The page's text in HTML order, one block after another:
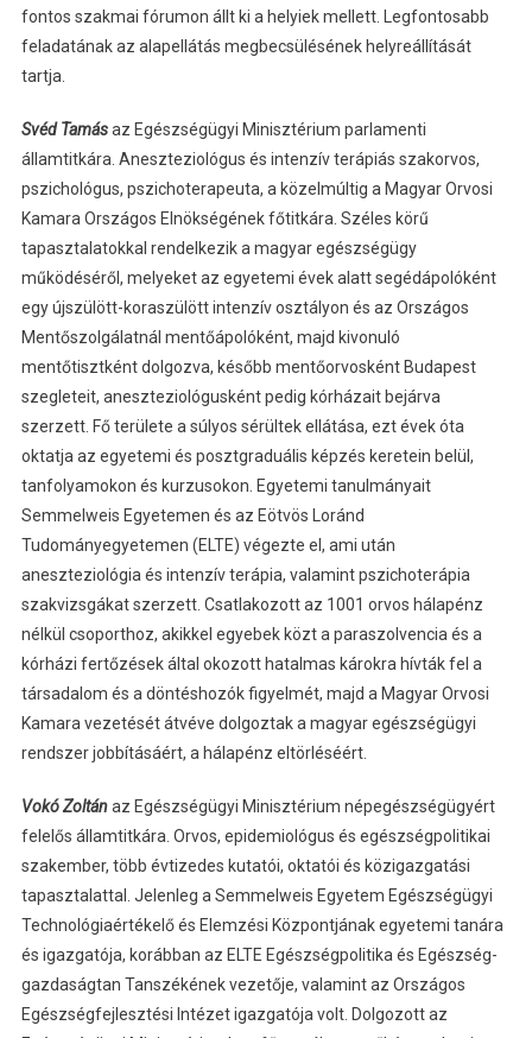
fontos szakmai fórumon állt ki a helyiek mellett. Legfontosabb
feladatának az alapellátás megbecsülésének helyreállítását
tartja.
Svéd Tamásaz Egészségügyi Minisztérium parlamenti
államtitkára. Aneszteziológus és intenzív terápiás szakorvos,
pszichológus, pszichoterapeuta, a közelmúltig a Magyar Orvosi
Kamara Országos Elnökségének főtitkára. Széles körű
tapasztalatokkal rendelkezik a magyar egészségügy
működéséről, melyeket az egyetemi évek alatt segédápolóként
egy újszülött-koraszülött intenzív osztályon és az Országos
Mentőszolgálatnál mentőápolóként, majd kivonuló
mentőtisztként dolgozva, később mentőorvosként Budapest
szegleteit, aneszteziológusként pedig kórházait bejárva
szerzett. Fő területe a súlyos sérültek ellátása, ezt évek óta
oktatja az egyetemi és posztgraduális képzés keretein belül,
tanfolyamokon és kurzusokon. Egyetemi tanulmányait
Semmelweis Egyetemen és az Eötvös Loránd
Tudományegyetemen (ELTE) végezte el, ami után
aneszteziológia és intenzív terápia, valamint pszichoterápia
szakvizsgákat szerzett. Csatlakozott az 1001 orvos hálapénz
nélkül csoporthoz, akikkel egyebek közt a paraszolvencia és a
kórházi fertőzések által okozott hatalmas károkra hívták fel a
társadalom és a döntéshozók figyelmét, majd a Magyar Orvosi
Kamara vezetését átvéve dolgoztak a magyar egészségügyi
rendszer jobbításáért, a hálapénz eltörléséért.
Vokó Zoltánaz Egészségügyi Minisztérium népegészségügyért
felelős államtitkára. Orvos, epidemiológus és egészségpolitikai
szakember, több évtizedes kutatói, oktatói és közigazgatási
tapasztalattal. Jelenleg a Semmelweis Egyetem Egészségügyi
Technológiaértékelő és Elemzési Központjának egyetemi tanára
és igazgatója, korábban az ELTE Egészségpolitika és Egészség-
gazdaságtan Tanszékének vezetője, valamint az Országos
Egészségfejlesztési Intézet igazgatója volt. Dolgozott az